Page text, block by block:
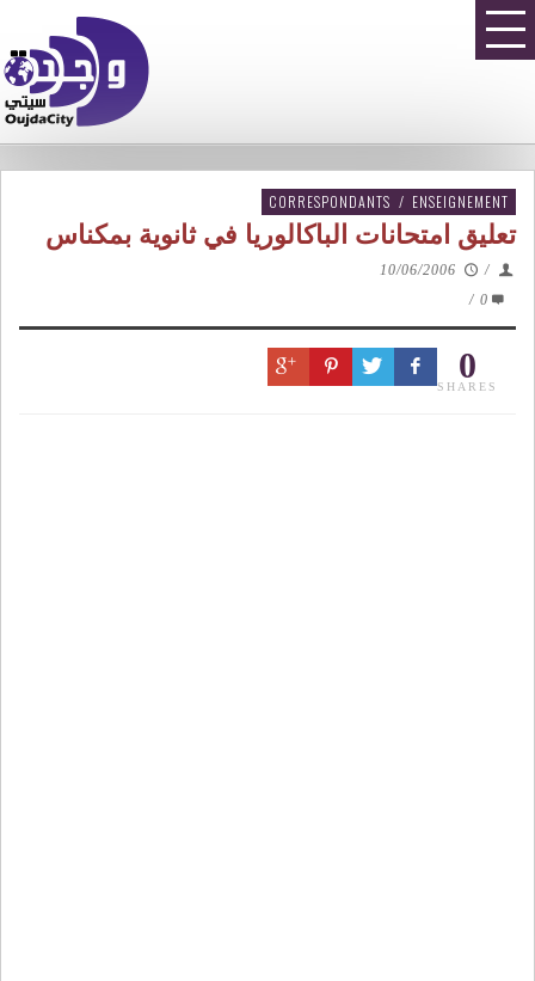
CORRESPONDANTS / ENSEIGNEMENT
تعليق امتحانات الباكالوريا في ثانوية بمكناس
/
10/06/2006
0
/
0
SHARES